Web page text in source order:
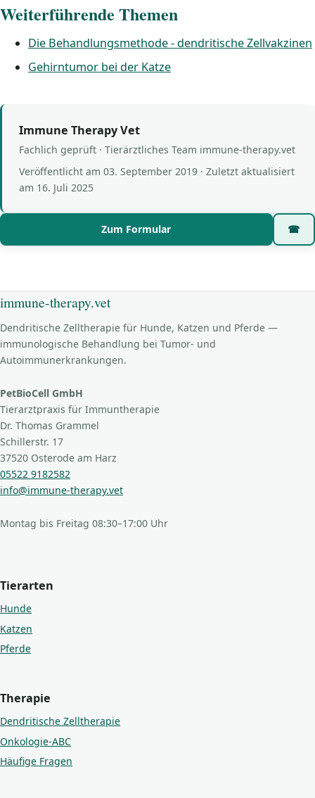
Weiterführende Themen
Die Behandlungsmethode - dendritische Zellvakzinen
Gehirntumor bei der Katze
Immune Therapy Vet
Fachlich geprüft · Tierärztliches Team immune-therapy.vet
Veröffentlicht am 03. September 2019 · Zuletzt aktualisiert
am 16. Juli 2025
Zum Formular ☎
immune-therapy.vet
Dendritische Zelltherapie für Hunde, Katzen und Pferde —
immunologische Behandlung bei Tumor- und
Autoimmunerkrankungen.
PetBioCell GmbH
Tierarztpraxis für Immuntherapie
Dr. Thomas Grammel
Schillerstr. 17
37520 Osterode am Harz
05522 9182582
info@immune-therapy.vet
Montag bis Freitag 08:30–17:00 Uhr
Tierarten
Hunde
Katzen
Pferde
Therapie
Dendritische Zelltherapie
Onkologie-ABC
Häufige Fragen